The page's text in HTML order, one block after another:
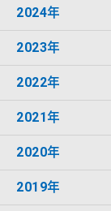
2024年
2023年
2022年
2021年
2020年
2019年